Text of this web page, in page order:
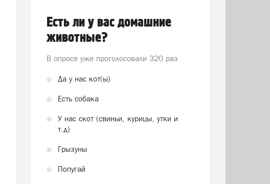
Есть ли у вас домашние
животные?
В опросе уже проголосовали 320 раз
Да у нас кот(ы)
Есть собака
У нас скот (свиньи, курицы, утки и
т.д)
Грызуны
Попугай